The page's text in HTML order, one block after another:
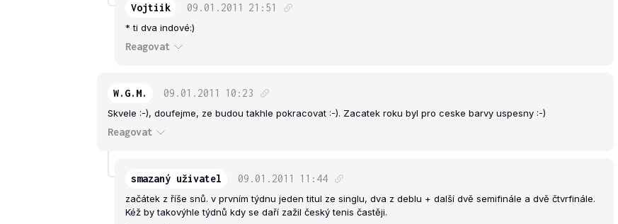
Vojtiik 09.01.2011 21:51
* ti dva indové:)
Reagovat
W.G.M. 09.01.2011 10:23
Skvele :-), doufejme, ze budou takhle pokracovat :-). Zacatek roku byl pro ceske barvy uspesny :-)
Reagovat
smazaný uživatel 09.01.2011 11:44
začátek z říše snů. v prvním týdnu jeden titul ze singlu, dva z deblu + další dvě semifinále a dvě čtvrfinále.
Kéž by takovýhle týdnů kdy se daří zažil český tenis častěji.